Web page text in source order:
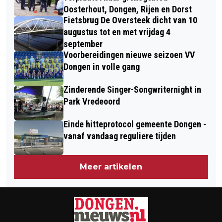
POLITIEK OPINIEMAKER TJIETSE
BROEDERS KRIJGT GELIJK
Oosterhout, Dongen, Rijen en Dorst
Fietsbrug De Oversteek dicht van 10
augustus tot en met vrijdag 4
september
Voorbereidingen nieuwe seizoen VV
Dongen in volle gang
Zinderende Singer-Songwriternight in
Park Vredeoord
Einde hitteprotocol gemeente Dongen -
vanaf vandaag reguliere tijden
Meer artikelen